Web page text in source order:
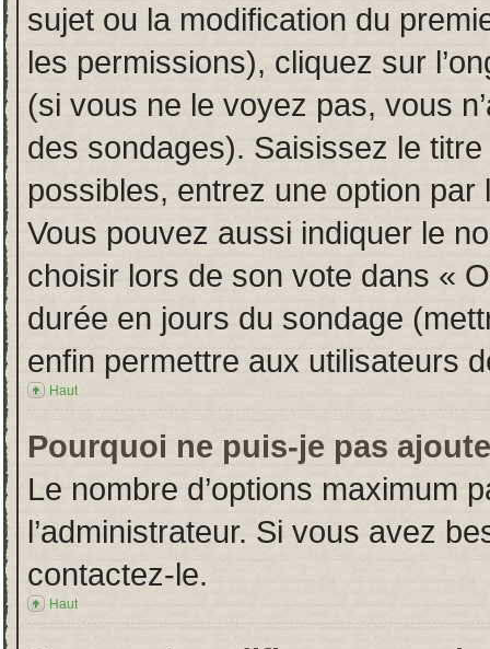
sujet ou la modification du
les permissions), cliquez sur
(si vous ne le voyez pas, vous
des sondages). Saisissez le
possibles, entrez une option
Vous pouvez aussi indiquer le
choisir lors de son vote dans «
durée en jours du sondage
enfin permettre aux utilisateurs
Haut
Pourquoi ne puis-je pas
Le nombre d’options maximum
l’administrateur. Si vous avez
contactez-le.
Haut